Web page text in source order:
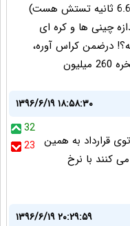
صد 8.2 ثانیه (تو سایتهای خارجی 6.6 ثانیه تستش هست)
چینی ها و کره ای
باشه؟! درضمن کراس آوره،
۱۳۹۶/۶/۱۹ ۱۸:۵۸:۳۰
32
23
قرارداد به همین
کنند با نرخ
۱۳۹۶/۶/۱۹ ۲۰:۲۹:۵۹